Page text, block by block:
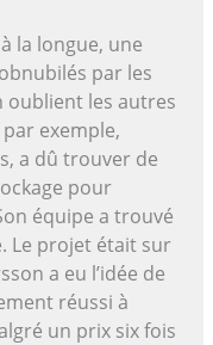
la longue, une
par les
oublient les autres
exemple,
a dû trouver de
pour
équipe a trouvé
Le projet était sur
a eu l’idée de
réussi à
un prix six fois